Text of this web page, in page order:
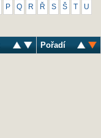
P Q R Ř S Š U
Pořadí